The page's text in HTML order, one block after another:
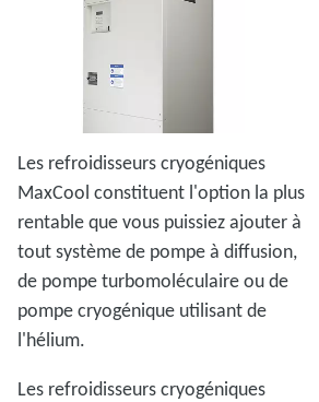
Les refroidisseurs cryogéniques
MaxCool constituent l'option la plus
rentable que vous puissiez ajouter à
tout système de pompe à diffusion,
de pompe turbomoléculaire ou de
pompe cryogénique utilisant de
l'hélium.
Les refroidisseurs cryogéniques